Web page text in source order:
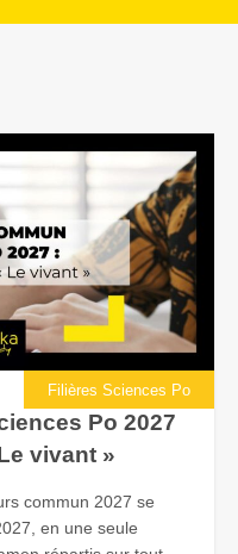
Filières Sciences Po
Po 2027
vivant »
commun 2027 se
en une seule